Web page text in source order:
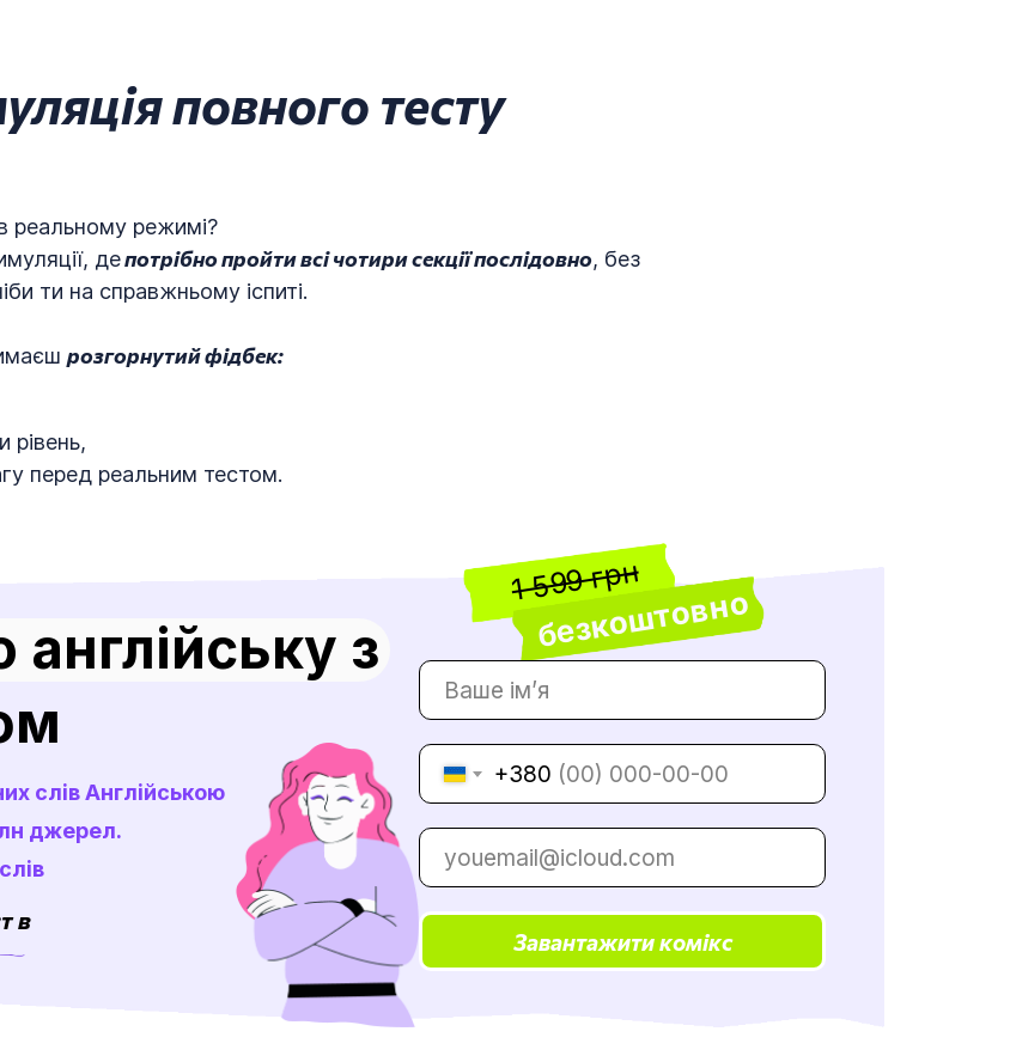
повного тесту
реальному режимі?
депотрібно пройти всі чотири секції послідовно, без
ти на справжньому іспиті.
розгорнутий фідбек:
рівень,
перед реальним тестом.
1 599 грн
безкоштовно
слів Англійською
джерел.
з
в
+380
Завантажити комікс